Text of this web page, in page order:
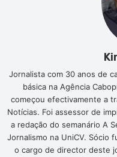
Jornalista com 30 anos de
básica na Agência
começou efectivamente a
Notícias. Foi assessor de
a redação do semanário A
Jornalismo na UniCV. Sócio
o cargo de director deste